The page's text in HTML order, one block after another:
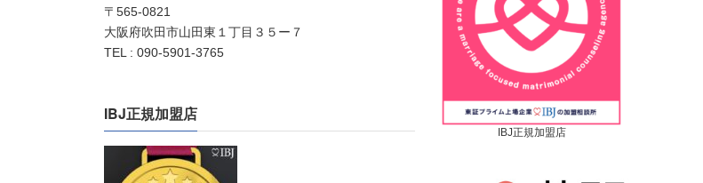
〒565-0821
大阪府吹田市山田東１丁目３５ー７
TEL : 090-5901-3765
IBJ正規加盟店
IBJ正規加盟店